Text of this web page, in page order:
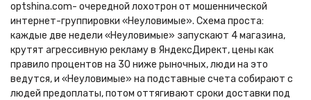
optshina.com- очередной лохотрон от мошеннической
интернет-группировки «Неуловимые». Схема проста:
каждые две недели «Неуловимые» запускают 4 магазина,
крутят агрессивную рекламу в ЯндексДирект, цены как
правило процентов на 30 ниже рыночных, люди на это
ведутся, и «Неуловимые» на подставные счета собирают с
людей предоплаты, потом оттягивают сроки доставки под